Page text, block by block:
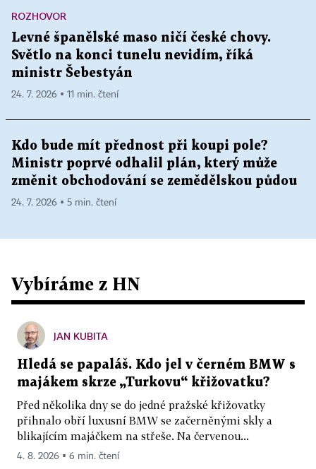
ROZHOVOR
Levné španělské maso ničí české chovy.
Světlo na konci tunelu nevidím, říká
ministr Šebestyán
24. 7. 2026 ▪ 11 min. čtení
Kdo bude mít přednost při koupi pole?
Ministr poprvé odhalil plán, který může
změnit obchodování se zemědělskou půdou
24. 7. 2026 ▪ 5 min. čtení
Vybíráme z HN
JAN KUBITA
Hledá se papaláš. Kdo jel v černém BMW s
majákem skrze „Turkovu“ křižovatku?
Před několika dny se do jedné pražské křižovatky
přihnalo obří luxusní BMW se začerněnými skly a
blikajícím majáčkem na střeše. Na červenou...
4. 8. 2026 ▪ 6 min. čtení